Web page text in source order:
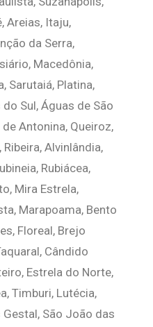
Areias, Itaju,
da Serra,
Macedônia,
Sarutaiá, Platina,
Sul, Águas de São
Antonina, Queiroz,
Alvinlândia,
Rubiácea,
Mira Estrela,
Marapoama, Bento
Floreal, Brejo
Cândido
Estrela do Norte,
Timburi, Lutécia,
São João das